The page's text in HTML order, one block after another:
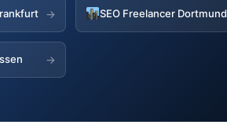
→ SEO Freelancer Dortmund
→